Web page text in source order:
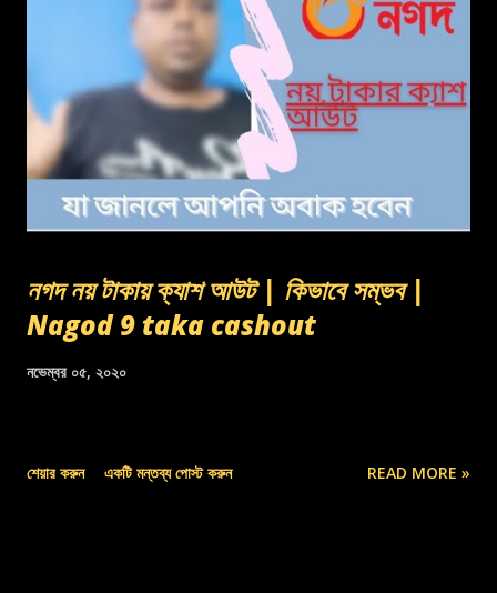
নগদ নয় টাকায় ক্যাশ আউট | কিভাবে সম্ভব |
Nagod 9 taka cashout
নভেম্বর ০৫, ২০২০
শেয়ার করুন একটি মন্তব্য পোস্ট করুন READ MORE »